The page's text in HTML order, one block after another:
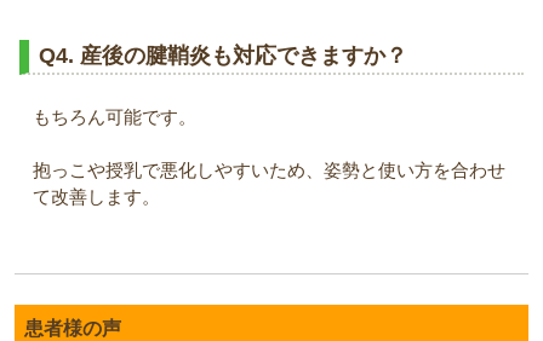
Q4. 産後の腱鞘炎も対応できますか？
もちろん可能です。
抱っこや授乳で悪化しやすいため、姿勢と使い方を合わせ
て改善します。
患者様の声